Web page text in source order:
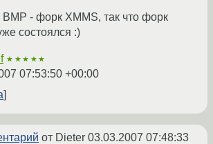
- форк XMMS, так что форк
состоялся :)
★★★★★
07:53:50 +00:00
от Dieter 03.03.2007 07:48:33